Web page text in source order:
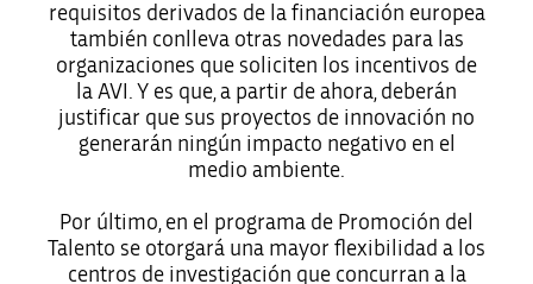
requisitos derivados de la financiación europea
también conlleva otras novedades para las
organizaciones que soliciten los incentivos de
la AVI. Y es que, a partir de ahora, deberán
justificar que sus proyectos de innovación no
generarán ningún impacto negativo en el
medio ambiente.
Por último, en el programa de Promoción del
Talento se otorgará una mayor flexibilidad a los
centros de investigación que concurran a la